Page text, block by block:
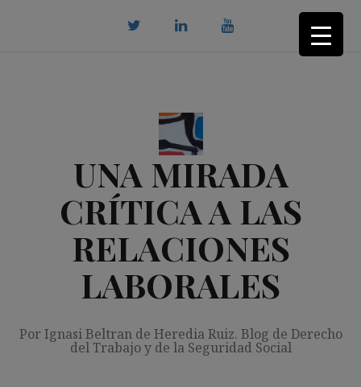
UNA MIRADA
CRÍTICA A LAS
RELACIONES
LABORALES
Por Ignasi Beltran de Heredia Ruiz. Blog de Derecho
del Trabajo y de la Seguridad Social